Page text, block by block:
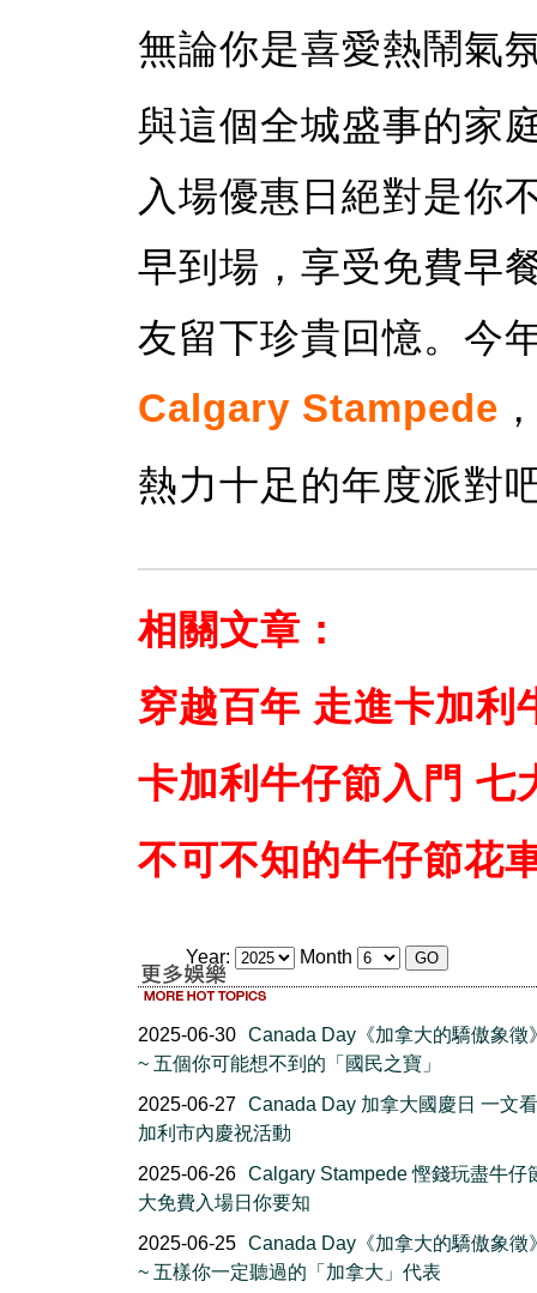
無論你是喜愛熱鬧氣
與這個全城盛事的家
入場優惠日絕對是你
早到場，享受免費早
友留下珍貴回憶。今
Calgary Stampede
熱力十足的年度派對
相關文章：
穿越百年 走進卡加利
卡加利牛仔節入門 七
不可不知的牛仔節花
Year: Month
2025-06-30 Canada Day《加拿大的驕傲象徵
~ 五個你可能想不到的「國民之寶」
2025-06-27 Canada Day 加拿大國慶日 一文
加利市內慶祝活動
2025-06-26 Calgary Stampede 慳錢玩盡牛仔
大免費入場日你要知
2025-06-25 Canada Day《加拿大的驕傲象徵
~ 五樣你一定聽過的「加拿大」代表